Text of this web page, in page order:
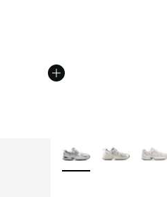
Weitere Farben